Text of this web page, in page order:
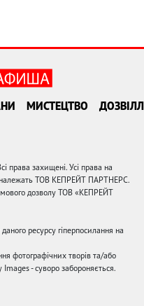
МИСТЕЦТВО
захищені. Усі права на
належать ТОВ КЕПРЕЙТ ПАРТНЕРС.
дозволу ТОВ «КЕПРЕЙТ
ресурсу гіперпосилання на
фотографічних творів та/або
Images - суворо забороняється.